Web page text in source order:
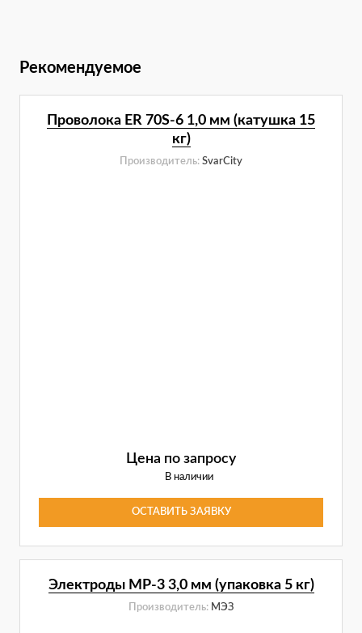
Рекомендуемое
Проволока ER 70S-6 1,0 мм (катушка 15
кг)
Производитель: SvarCity
Цена по запросу
В наличии
ОСТАВИТЬ ЗАЯВКУ
Электроды МР-3 3,0 мм (упаковка 5 кг)
Производитель: МЭЗ